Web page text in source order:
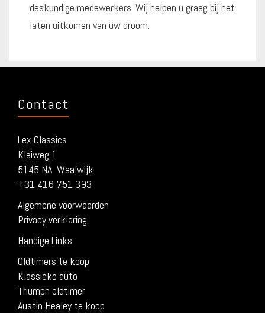
deskundige medewerkers. Wij helpen u graag bij het
laten uitkomen van uw droom.
Contact
Lex Classics
Kleiweg 1
5145 NA Waalwijk
+31 416 751 393
Algemene voorwaarden
Privacy verklaring
Handige Links
Oldtimers te koop
Klassieke auto
Triumph oldtimer
Austin Healey te koop